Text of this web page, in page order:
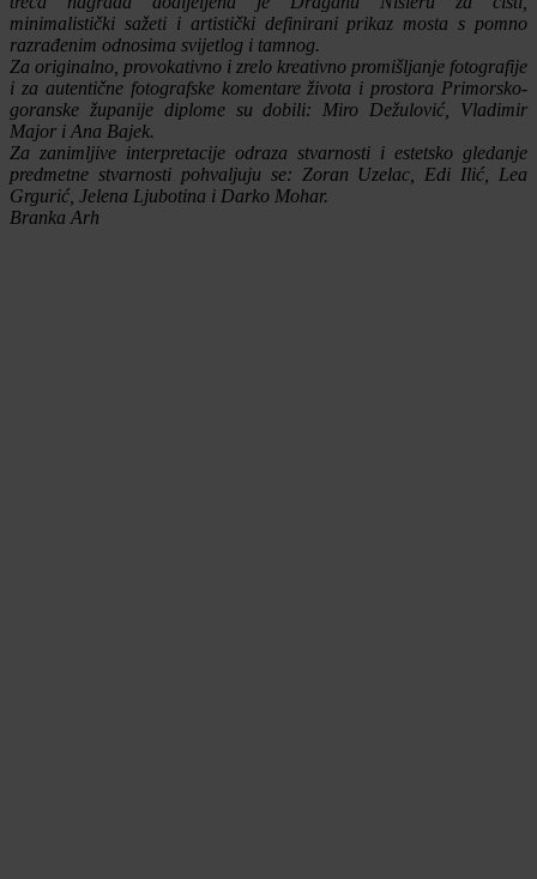
minimalistički sažeti i artistički definirani prikaz mosta s pomno
razrađenim odnosima svijetlog i tamnog.
Za originalno, provokativno i zrelo kreativno promišljanje fotografije
i za autentične fotografske komentare života i prostora Primorsko-
goranske županije diplome su dobili: Miro Dežulović, Vladimir
Major i Ana Bajek.
Za zanimljive interpretacije odraza stvarnosti i estetsko gledanje
predmetne stvarnosti pohvaljuju se: Zoran Uzelac, Edi Ilić, Lea
Grgurić, Jelena Ljubotina i Darko Mohar.
Branka Arh